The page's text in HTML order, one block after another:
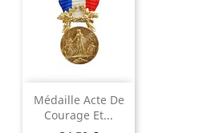
Médaille Acte De
Courage Et...